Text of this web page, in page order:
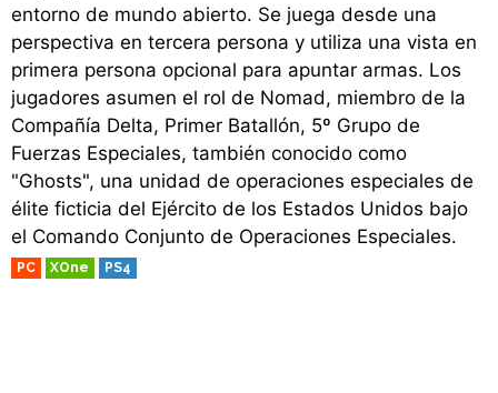
entorno de mundo abierto. Se juega desde una
perspectiva en tercera persona y utiliza una vista en
primera persona opcional para apuntar armas. Los
jugadores asumen el rol de Nomad, miembro de la
Compañía Delta, Primer Batallón, 5º Grupo de
Fuerzas Especiales, también conocido como
"Ghosts", una unidad de operaciones especiales de
élite ficticia del Ejército de los Estados Unidos bajo
el Comando Conjunto de Operaciones Especiales.
PC XOne PS4